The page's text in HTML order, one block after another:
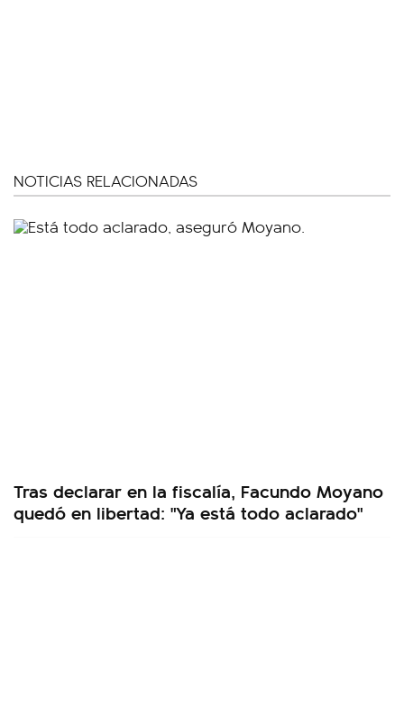
NOTICIAS RELACIONADAS
Tras declarar en la fiscalía, Facundo Moyano
quedó en libertad: "Ya está todo aclarado"